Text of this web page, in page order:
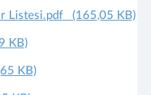
Listesi.pdf
(165,05 KB)
KB)
KB)